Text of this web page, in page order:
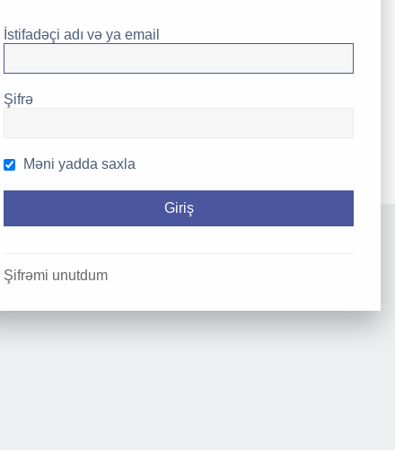
İstifadəçi adı və ya email
Şifrə
Məni yadda saxla
Şifrəmi unutdum